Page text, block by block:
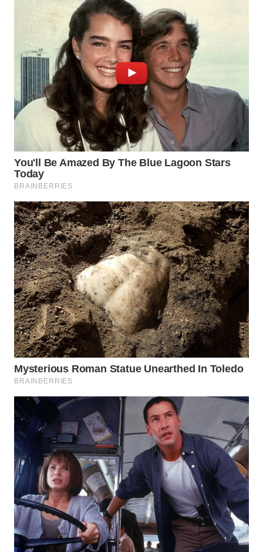
WN
CIREBON
WN
INDRAMAYU
WN
KUNINGAN
MAJALENGKA
WN
WN
SUKABUMI
WN
PURWAKARTA
WN
PRIANGAN
TIMUR
WN
SEMARANG
SOLO
WN
BOROBUDUR
WN
MADURA
WN